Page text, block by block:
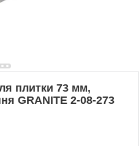
плитки 73 мм,
GRANITE 2-08-273